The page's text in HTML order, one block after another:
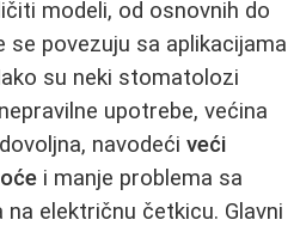
modeli, od osnovnih do
se povezuju sa aplikacijama
su neki stomatolozi
upotrebe, većina
navodeći veći
i manje problema sa
električnu četkicu. Glavni